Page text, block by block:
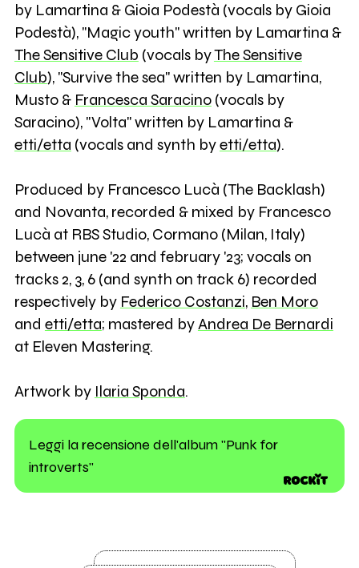
by Lamartina & Gioia Podestà (vocals by Gioia
Podestà), "Magic youth" written by Lamartina &
The Sensitive Club (vocals byThe Sensitive
Club), "Survive the sea" written by Lamartina,
Musto & Francesca Saracino(vocals by
Saracino), "Volta" written by Lamartina &
etti/etta (vocals and synth byetti/etta).
Produced by Francesco Lucà (The Backlash)
and Novanta, recorded & mixed by Francesco
Lucà at RBS Studio, Cormano (Milan, Italy)
between june '22 and february '23; vocals on
tracks 2, 3, 6 (and synth on track 6) recorded
respectively by Federico Costanzi, Ben Moro
and etti/etta; mastered byAndrea De Bernardi
at Eleven Mastering.
Artwork by Ilaria Sponda.
Leggi la recensione dell'album "Punk for
introverts"